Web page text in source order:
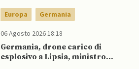
parte di Putin
Europa Germania
06 Agosto 2026 18:18
Germania, drone carico di
esplosivo a Lipsia, ministro